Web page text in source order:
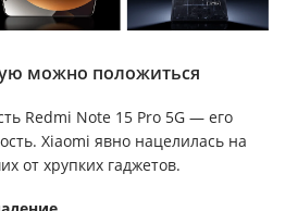
можно положиться
Redmi Note 15 Pro 5G — его
Xiaomi явно нацелилась на
от хрупких гаджетов.